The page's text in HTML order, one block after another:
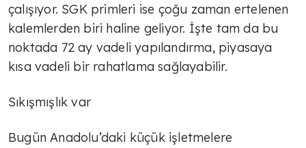
çalışıyor. SGK primleri ise çoğu zaman ertelenen
kalemlerden biri haline geliyor. İşte tam da bu
noktada 72 ay vadeli yapılandırma, piyasaya
kısa vadeli bir rahatlama sağlayabilir.
Sıkışmışlık var
Bugün Anadolu’daki küçük işletmelere